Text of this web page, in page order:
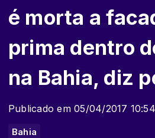
é morta a
prima dentro
na Bahia, diz
Publicado em 05/04/2017 10:54
Bahia